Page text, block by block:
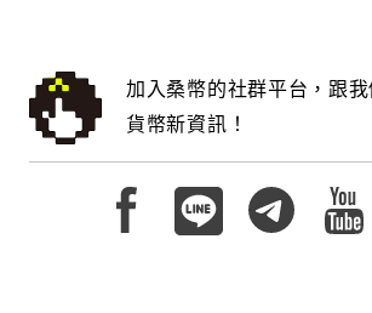
加入桑幣的社群平台，跟
貨幣新資訊！